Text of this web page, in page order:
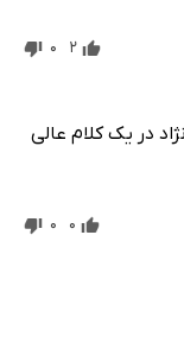
2
0
در یک کلام عالی
0
0